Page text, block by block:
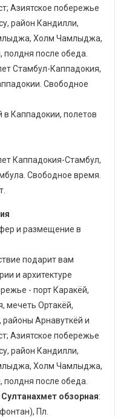
Азиятское побережье
район Кандилли,
Холм Чамлыджа,
после обеда.
Стамбул-Каппадокия,
Свободное
в Каппадокии, полетов
Каппадокия-Стамбул,
Свободное время.
и размещение в
подарит вам
и архитектуре
- порт Каракёй,
мечеть Ортакёй,
Арнавуткёй и
Азиятское побережье
район Кандилли,
Холм Чамлыджа,
после обеда.
обзорная:
Пл.